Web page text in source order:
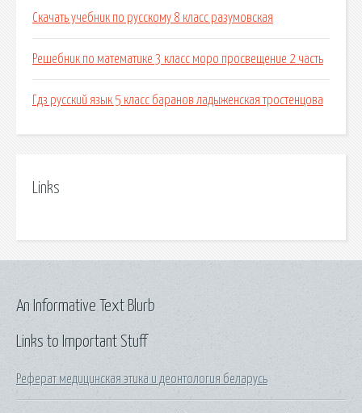
Скачать учебник по русскому 8 класс разумовская
Решебник по математике 3 класс моро просвещение 2 часть
Гдз русский язык 5 класс баранов ладыженская тростенцова
Links
Links to Important Stuff
Реферат медицинская этика и деонтология беларусь
An Informative Text Blurb